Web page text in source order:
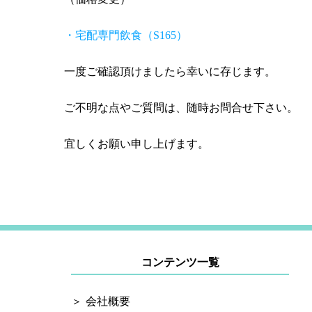
・宅配専門飲食（S165）
一度ご確認頂けましたら幸いに存じます。
ご不明な点やご質問は、随時お問合せ下さい。
宜しくお願い申し上げます。
コンテンツ一覧
会社概要